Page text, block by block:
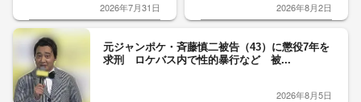
2026年7月31日 2026年8月2日
元ジャンポケ・斉藤慎二被告（43）に懲役7年を
求刑 ロケバス内で性的暴行など 被...
2026年8月5日